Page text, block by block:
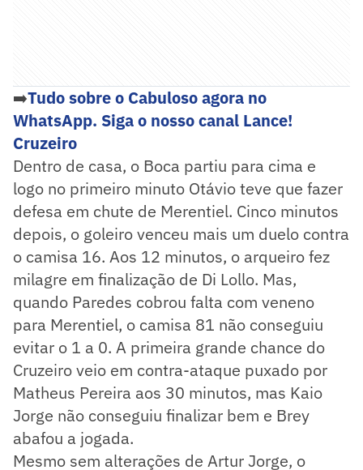
➡️Tudo sobre o Cabuloso agora no
WhatsApp. Siga o nosso canal Lance!
Cruzeiro
Dentro de casa, o Boca partiu para cima e
logo no primeiro minuto Otávio teve que fazer
defesa em chute de Merentiel. Cinco minutos
depois, o goleiro venceu mais um duelo contra
o camisa 16. Aos 12 minutos, o arqueiro fez
milagre em finalização de Di Lollo. Mas,
quando Paredes cobrou falta com veneno
para Merentiel, o camisa 81 não conseguiu
evitar o 1 a 0. A primeira grande chance do
Cruzeiro veio em contra-ataque puxado por
Matheus Pereira aos 30 minutos, mas Kaio
Jorge não conseguiu finalizar bem e Brey
abafou a jogada.
Mesmo sem alterações de Artur Jorge, o